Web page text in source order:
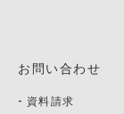
お問い合わせ
資料請求